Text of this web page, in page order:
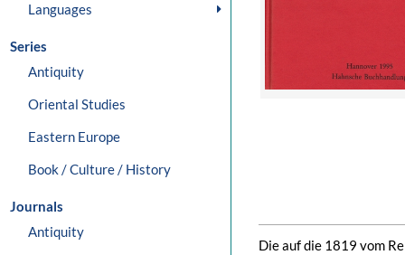
Languages
Series
Antiquity
Oriental Studies
Eastern Europe
Book / Culture / History
Journals
Antiquity
Die auf die 1819 vom